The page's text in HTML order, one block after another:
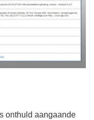
onthuld aangaande